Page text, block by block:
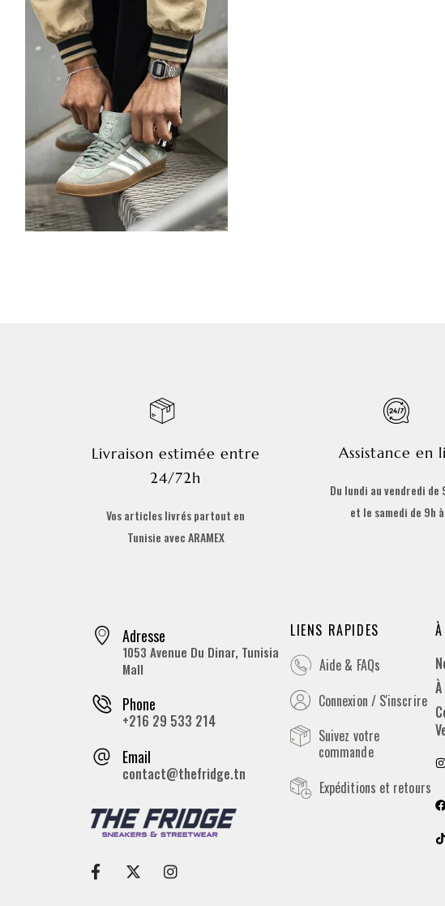
Livraison estimée entre
24/72h
Vos articles livrés partout en
Tunisie avec ARAMEX
Assistance en
Du lundi au vendredi de
et le samedi de 9h à
Adresse
1053 Avenue Du Dinar, Tunisia
Mall
Phone
+216 29 533 214
Email
contact@thefridge.tn
LIENS RAPIDES
Aide & FAQs
Connexion / S'inscrire
Suivez votre
commande
Expéditions et retours